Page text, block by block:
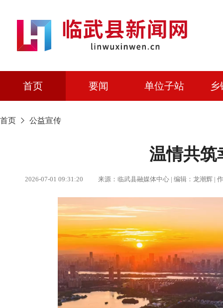
首页 要闻 单位子站
首页 公益宣传
温情共筑
2026-07-01 09:31:20 来源：临武县融媒体中心 | 编辑：龙潮辉